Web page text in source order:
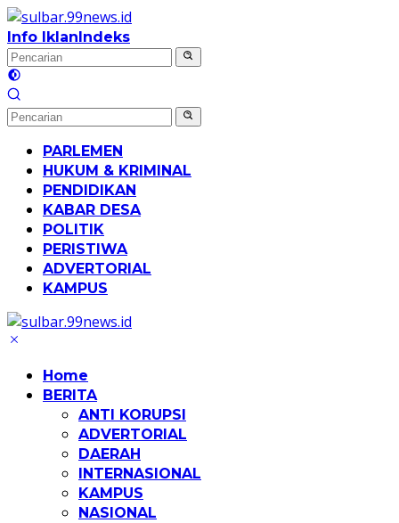
Langsung
ke
konten
Info IklanIndeks
PARLEMEN
HUKUM & KRIMINAL
PENDIDIKAN
KABAR DESA
POLITIK
PERISTIWA
ADVERTORIAL
KAMPUS
Home
BERITA
ANTI KORUPSI
ADVERTORIAL
DAERAH
INTERNASIONAL
KAMPUS
NASIONAL